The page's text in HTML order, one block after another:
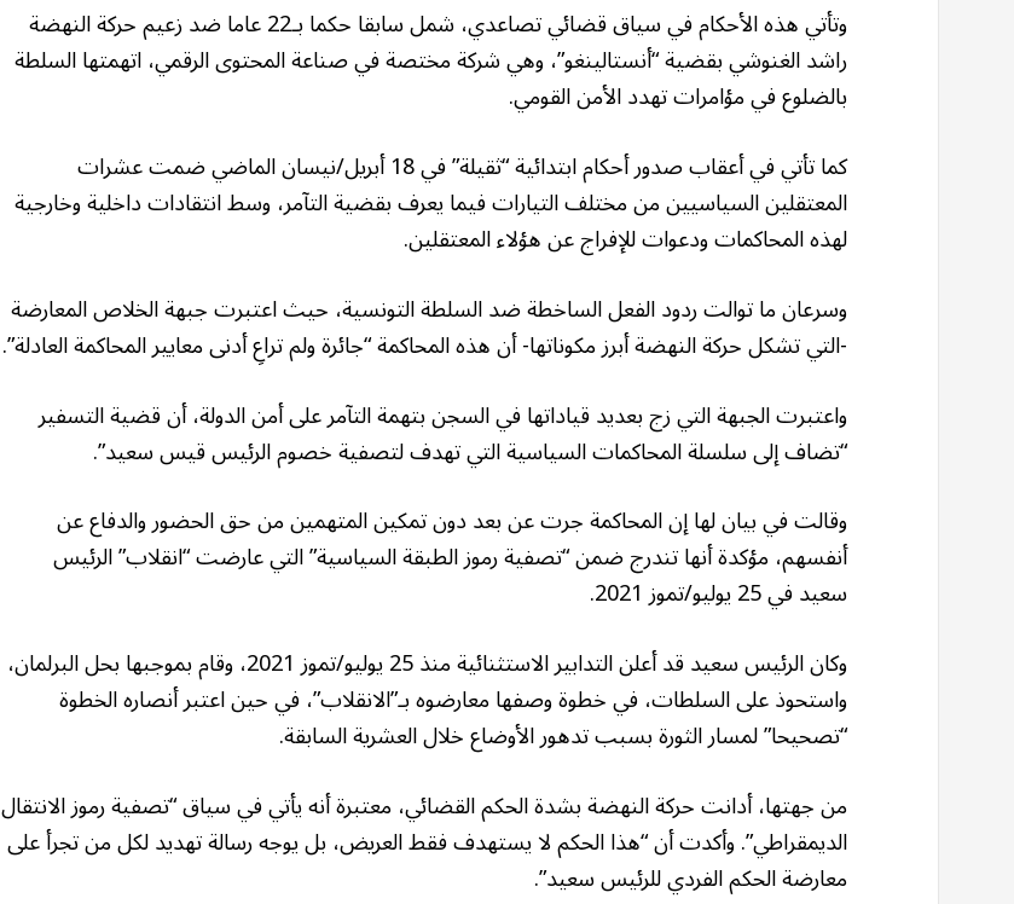
وتأتي هذه الأحكام في سياق قضائي تصاعدي، شمل سابقا حكما بـ22 عاما ضد زعيم حركة النهضة
راشد الغنوشي بقضية “أنستالينغو”، وهي شركة مختصة في صناعة المحتوى الرقمي، اتهمتها السلطة
بالضلوع في مؤامرات تهدد الأمن القومي.
كما تأتي في أعقاب صدور أحكام ابتدائية “ثقيلة” في 18 أبريل/نيسان الماضي ضمت عشرات
المعتقلين السياسيين من مختلف التيارات فيما يعرف بقضية التآمر، وسط انتقادات داخلية وخارجية
لهذه المحاكمات ودعوات للإفراج عن هؤلاء المعتقلين.
وسرعان ما توالت ردود الفعل الساخطة ضد السلطة التونسية، حيث اعتبرت جبهة الخلاص المعارضة
-التي تشكل حركة النهضة أبرز مكوناتها- أن هذه المحاكمة “جائرة ولم تراعِ أدنى معايير المحاكمة العادلة”.
واعتبرت الجبهة التي زج بعديد قياداتها في السجن بتهمة التآمر على أمن الدولة، أن قضية التسفير
“تضاف إلى سلسلة المحاكمات السياسية التي تهدف لتصفية خصوم الرئيس قيس سعيد”.
وقالت في بيان لها إن المحاكمة جرت عن بعد دون تمكين المتهمين من حق الحضور والدفاع عن
أنفسهم، مؤكدة أنها تندرج ضمن “تصفية رموز الطبقة السياسية” التي عارضت “انقلاب” الرئيس
سعيد في 25 يوليو/تموز 2021.
وكان الرئيس سعيد قد أعلن التدابير الاستثنائية منذ 25 يوليو/تموز 2021، وقام بموجبها بحل البرلمان،
واستحوذ على السلطات، في خطوة وصفها معارضوه بـ”الانقلاب”، في حين اعتبر أنصاره الخطوة
“تصحيحا” لمسار الثورة بسبب تدهور الأوضاع خلال العشرية السابقة.
من جهتها، أدانت حركة النهضة بشدة الحكم القضائي، معتبرة أنه يأتي في سياق “تصفية رموز الانتقال
الديمقراطي”. وأكدت أن “هذا الحكم لا يستهدف فقط العريض، بل يوجه رسالة تهديد لكل من تجرأ على
معارضة الحكم الفردي للرئيس سعيد”.